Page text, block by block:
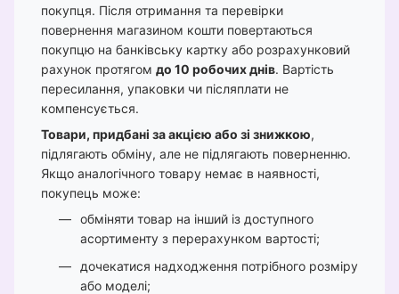
покупця. Після отримання та перевірки
повернення магазином кошти повертаються
покупцю на банківську картку або розрахунковий
рахунок протягом до 10 робочих днів. Вартість
пересилання, упаковки чи післяплати не
компенсується.
Товари, придбані за акцією або зі знижкою,
підлягають обміну, але не підлягають поверненню.
Якщо аналогічного товару немає в наявності,
покупець може:
обміняти товар на інший із доступного
асортименту з перерахунком вартості;
дочекатися надходження потрібного розміру
або моделі;